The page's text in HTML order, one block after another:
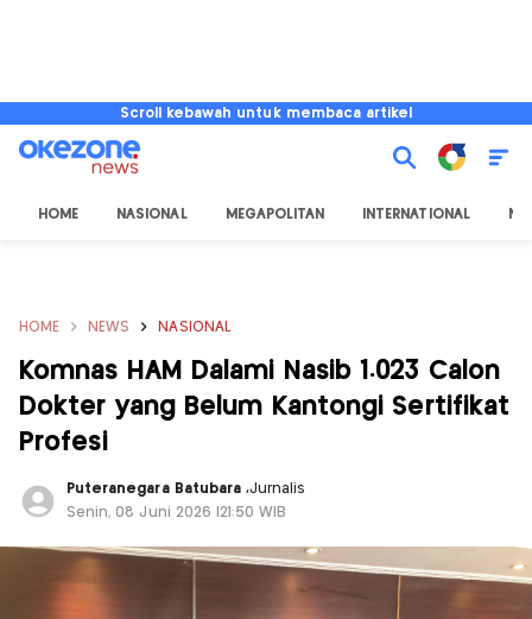
Scroll kebawah untuk membaca artikel
HOME NASIONAL MEGAPOLITAN INTERNATIONAL
HOME NEWS NASIONAL
Komnas HAM Dalami Nasib 1.023 Calon
Dokter yang Belum Kantongi Sertifikat
Profesi
Puteranegara Batubara,Jurnalis
Senin, 08 Juni 2026 |21:50 WIB